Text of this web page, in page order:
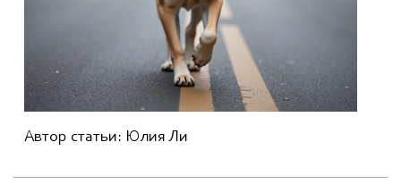
Автор статьи: Юлия Ли